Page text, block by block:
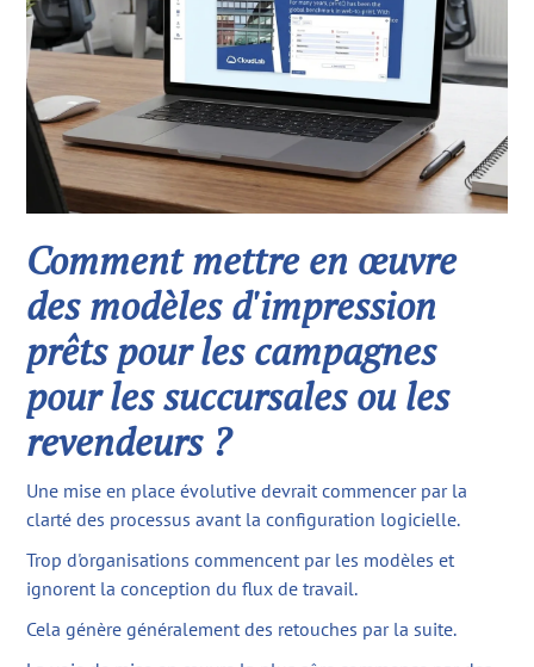
Comment mettre en œuvre
des modèles d'impression
prêts pour les campagnes
pour les succursales ou les
revendeurs ?
Une mise en place évolutive devrait commencer par la
clarté des processus avant la configuration logicielle.
Trop d'organisations commencent par les modèles et
ignorent la conception du flux de travail.
Cela génère généralement des retouches par la suite.